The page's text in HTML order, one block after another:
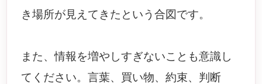
き場所が見えてきたという合図です。
また、情報を増やしすぎないことも意識し
てください。言葉、買い物、約束、判断